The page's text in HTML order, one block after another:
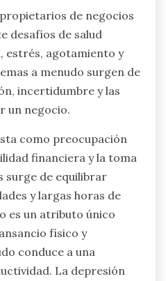
de negocios
desafíos de salud
estrés, agotamiento y
a menudo surgen de
incertidumbre y las
un negocio.
como preocupación
financiera y la toma
surge de equilibrar
y largas horas de
es un atributo único
físico y
conduce a una
La depresión